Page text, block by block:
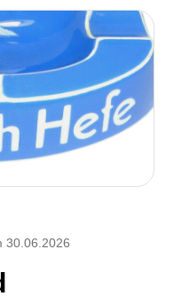
30.06.2026